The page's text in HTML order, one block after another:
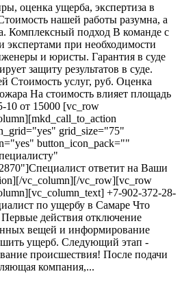
оценка ущерба, экспертиза в
нашей работы разумна, а
Комплексный подход В команде с
при необходимости
и юристы. Гарантия в суде
защиту результатов в суде.
Стоимость услуг, руб. Оценка
На стоимость влияет площадь
10 от 15000 [vc_row
grid_size="75"
button_icon_pack=""
ответит на Ваши
vc_column][/vc_row][vc_row
+7-902-372-28-
по ущербу в Самаре Что
Первые действия отключение
вещей и информирование
ущерб. Следующий этап -
происшествия! После подачи
компания,...